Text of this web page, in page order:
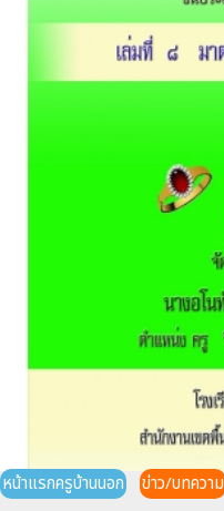
หน้าแรกครูบ้านนอก ข่าว/บทความ